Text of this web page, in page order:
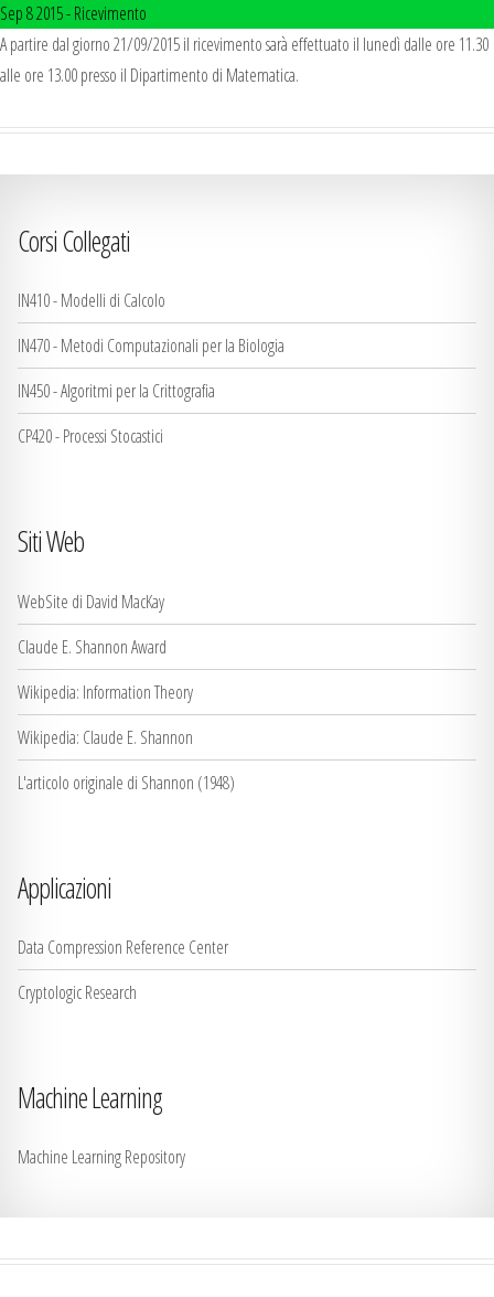
Sep 8 2015 -Ricevimento
A partire dal giorno 21/09/2015 il ricevimento sarà effettuato il lunedì dalle ore 11.30
alle ore 13.00 presso il Dipartimento di Matematica.
Corsi Collegati
IN410 - Modelli di Calcolo
IN470 - Metodi Computazionali per la Biologia
IN450 - Algoritmi per la Crittografia
CP420 - Processi Stocastici
Siti Web
WebSite di David MacKay
Claude E. Shannon Award
Wikipedia: Information Theory
Wikipedia: Claude E. Shannon
L'articolo originale di Shannon (1948)
Applicazioni
Data Compression Reference Center
Cryptologic Research
Machine Learning
Machine Learning Repository